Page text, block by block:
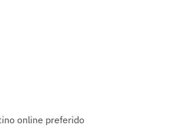
online preferido